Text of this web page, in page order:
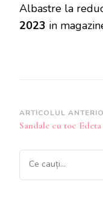
Albastre la
2023 in
Navigare
în
articole
ARTICOLUL
Sandale cu toc
Cauți
ceva?